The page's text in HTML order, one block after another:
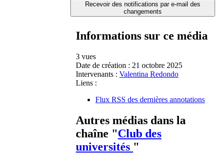
Recevoir des notifications par e-mail des
changements
Informations sur ce média
3 vues
Date de création : 21 octobre 2025
Intervenants : Valentina Redondo
Liens :
Flux RSS des dernières annotations
Autres médias dans la
chaîne "Club des
universités "